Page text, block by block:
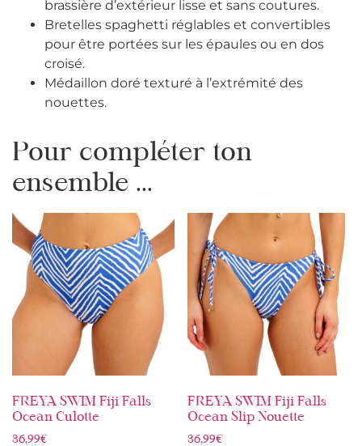
brassière d’extérieur lisse et sans coutures.
Bretelles spaghetti réglables et convertibles
pour être portées sur les épaules ou en dos
croisé.
Médaillon doré texturé à l’extrémité des
nouettes.
Pour compléter ton
ensemble ...
FREYA SWIM Fiji Falls
Ocean Culotte
36,99€
FREYA SWIM Fiji Falls
Ocean Slip Nouette
36,99€